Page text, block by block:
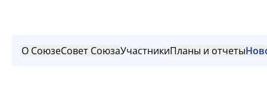
О СоюзеСовет СоюзаУчастникиПланы и отчеты